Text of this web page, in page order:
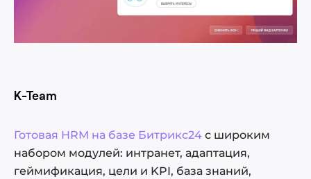
K-Team
Готовая HRM на базе Битрикс24 с широким
набором модулей: интранет, адаптация,
геймификация, цели и KPI, база знаний,